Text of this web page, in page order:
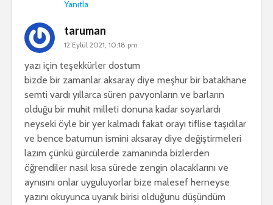
Yanıtla
taruman
12 Eylül 2021, 10:18 pm
yazı için teşekkürler dostum
bizde bir zamanlar aksaray diye meşhur bir batakhane
semti vardı yıllarca süren pavyonların ve barların
olduğu bir muhit milleti donuna kadar soyarlardı
neyseki öyle bir yer kalmadı fakat orayı tiflise taşıdılar
ve bence batumun ismini aksaray diye değiştirmeleri
lazım çünkü gürcülerde zamanında bizlerden
öğrendiler nasıl kısa sürede zengin olacaklarını ve
aynısını onlar uyguluyorlar bize malesef herneyse
yazını okuyunca uyanık birisi olduğunu düşündüm